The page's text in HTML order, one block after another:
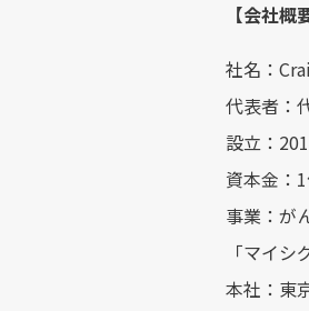
【会社概
社名：
代表者：
設立：
資本金：
事業：が
「マイ
本社：東